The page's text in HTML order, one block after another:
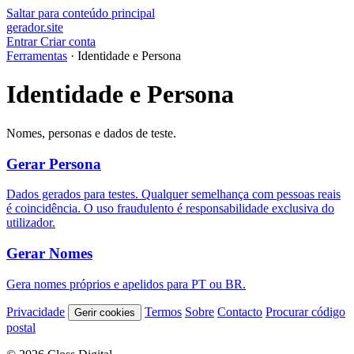
Saltar para conteúdo principal
gerador.site
EntrarCriar conta
Ferramentas · Identidade e Persona
Identidade e Persona
Nomes, personas e dados de teste.
Gerar Persona
Dados gerados para testes. Qualquer semelhança com pessoas reais
é coincidência. O uso fraudulento é responsabilidade exclusiva do
utilizador.
Gerar Nomes
Gera nomes próprios e apelidos para PT ou BR.
Privacidade Gerir cookies Termos Sobre Contacto Procurar código
postal